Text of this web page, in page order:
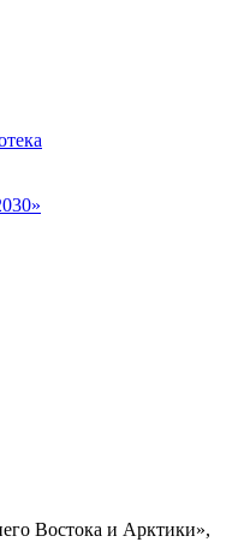
Востока и Арктики»,